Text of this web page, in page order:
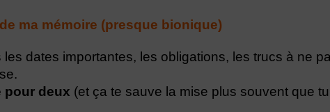
ma mémoire (presque bionique)
les dates importantes, les obligations, les trucs à ne
pour deux (et ça te sauve la mise plus souvent que tu